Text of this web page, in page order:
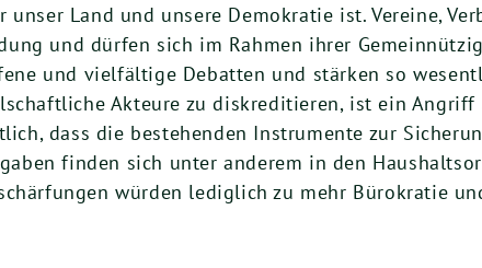
Land und unsere Demokratie ist. Vereine,
und dürfen sich im Rahmen ihrer
und vielfältige Debatten und stärken so
Akteure zu diskreditieren, ist ein
dass die bestehenden Instrumente zur
finden sich unter anderem in den
würden lediglich zu mehr Bürokratie